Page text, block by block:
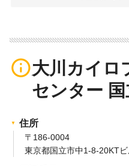
info_outline大川カイロ
センター
住所
〒186-0004
東京都国立市中1-8-20KT